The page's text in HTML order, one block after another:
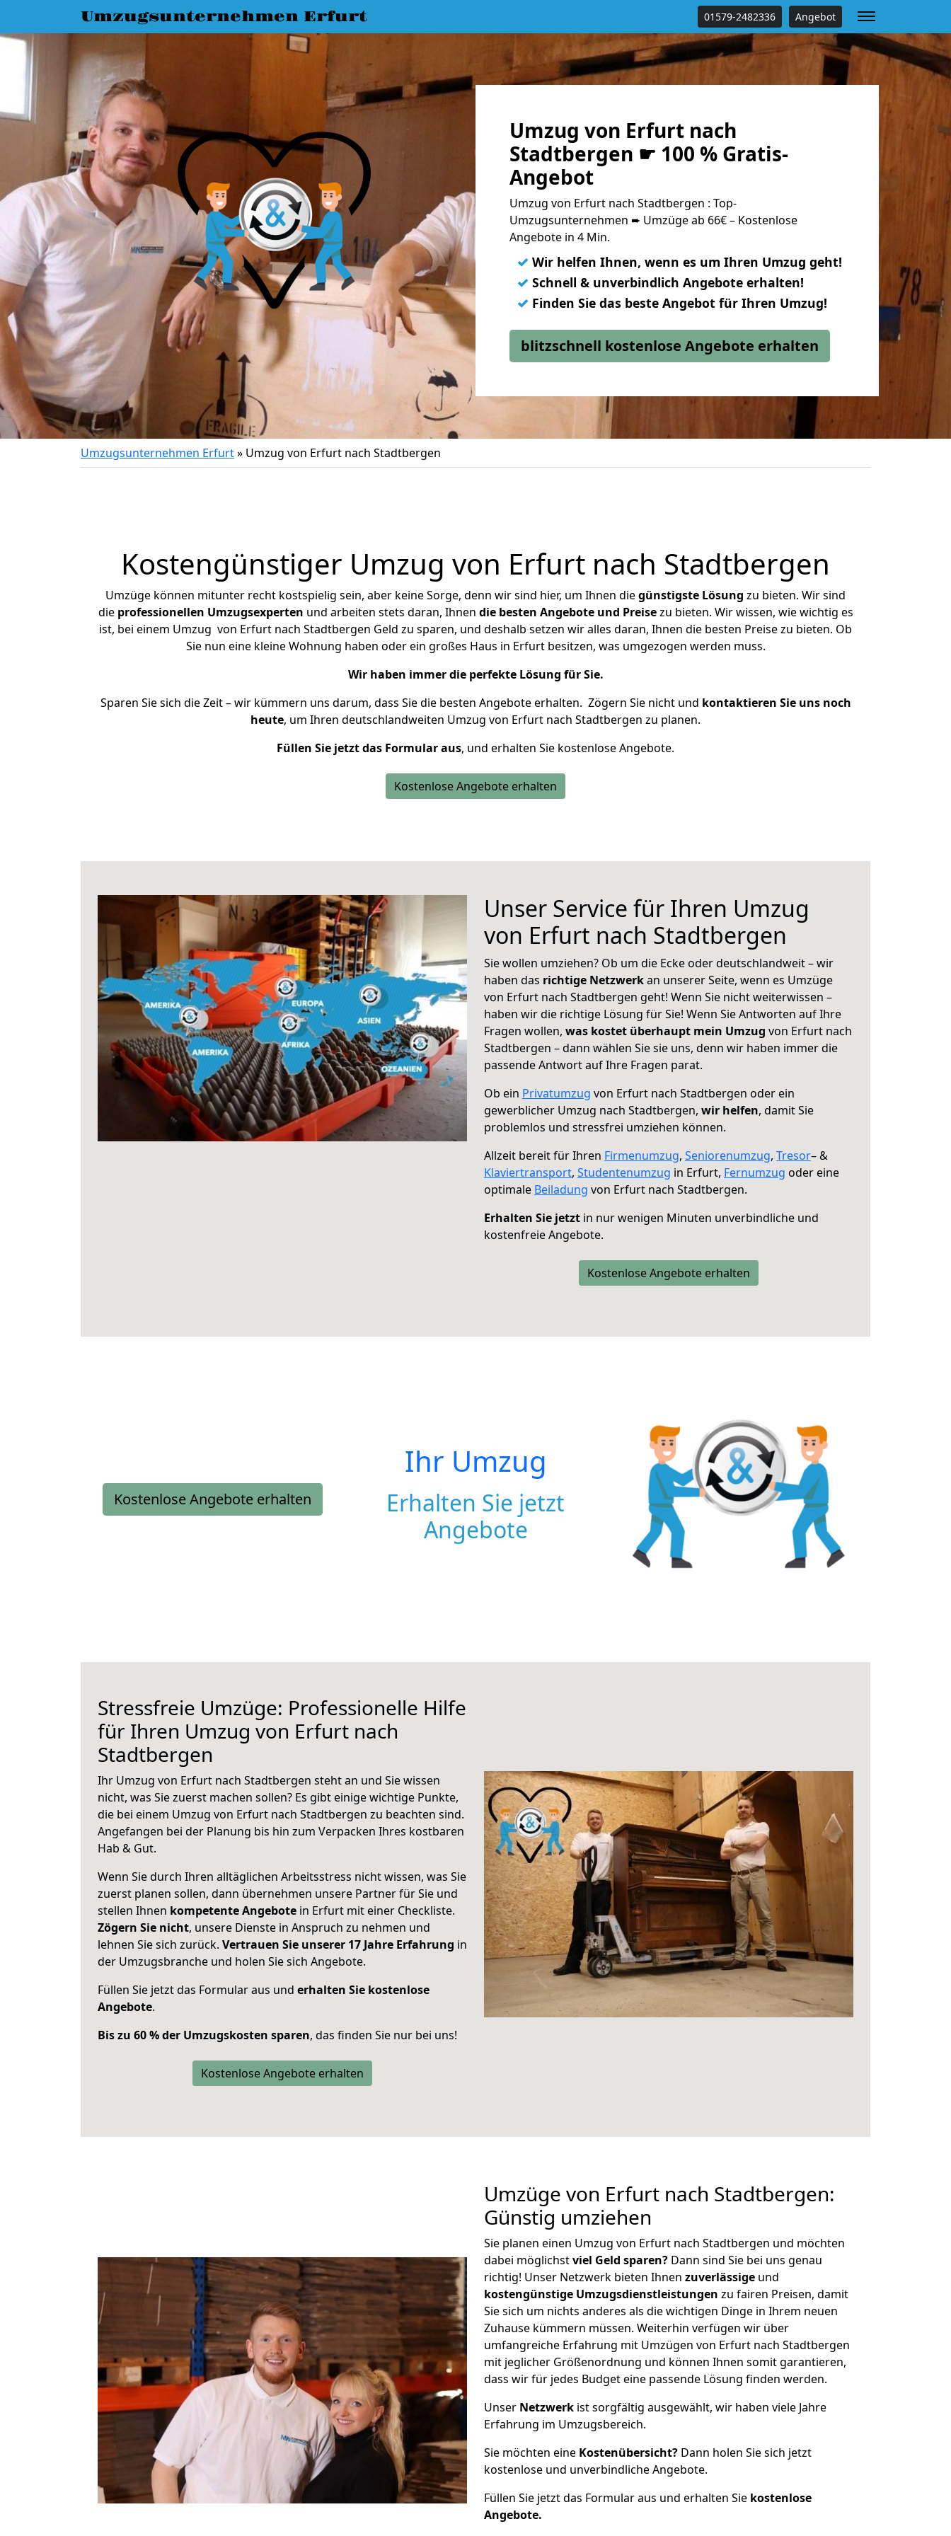
Umzugsunternehmen Erfurt 01579-2482336 Angebot
Umzug von Erfurt nach
Stadtbergen ☛ 100 % Gratis-
Angebot
Umzug von Erfurt nach Stadtbergen : Top-
Umzugsunternehmen ➨ Umzüge ab 66€ – Kostenlose
Angebote in 4 Min.
✓ Wir helfen Ihnen, wenn es um Ihren Umzug geht!
✓ Schnell & unverbindlich Angebote erhalten!
✓ Finden Sie das beste Angebot für Ihren Umzug!
blitzschnell kostenlose Angebote erhalten
Umzugsunternehmen Erfurt» Umzug von Erfurt nach Stadtbergen
Kostengünstiger Umzug von Erfurt nach Stadtbergen
Umzüge können mitunter recht kostspielig sein, aber keine Sorge, denn wir sind hier, um Ihnen diegünstigste Lösung zu bieten. Wir sind
die professionellen Umzugsexperten und arbeiten stets daran, Ihnen die besten Angebote und Preisezu bieten. Wir wissen, wie wichtig es
ist, bei einem Umzug von Erfurt nach Stadtbergen Geld zu sparen, und deshalb setzen wir alles daran, Ihnen die besten Preise zu bieten. Ob
Sie nun eine kleine Wohnung haben oder ein großes Haus in Erfurt besitzen, was umgezogen werden muss.
Wir haben immer die perfekte Lösung für Sie.
Sparen Sie sich die Zeit – wir kümmern uns darum, dass Sie die besten Angebote erhalten. Zögern Sie nicht und kontaktieren Sie uns noch
heute, um Ihren deutschlandweiten Umzug von Erfurt nach Stadtbergen zu planen.
Füllen Sie jetzt das Formular aus, und erhalten Sie kostenlose Angebote.
Kostenlose Angebote erhalten
Unser Service für Ihren Umzug
von Erfurt nach Stadtbergen
Sie wollen umziehen? Ob um die Ecke oder deutschlandweit – wir
haben das richtige Netzwerkan unserer Seite, wenn es Umzüge
von Erfurt nach Stadtbergen geht! Wenn Sie nicht weiterwissen –
haben wir die richtige Lösung für Sie! Wenn Sie Antworten auf Ihre
Fragen wollen, was kostet überhaupt mein Umzug von Erfurt nach
Stadtbergen – dann wählen Sie sie uns, denn wir haben immer die
passende Antwort auf Ihre Fragen parat.
Ob ein Privatumzug von Erfurt nach Stadtbergen oder ein
gewerblicher Umzug nach Stadtbergen, wir helfen, damit Sie
problemlos und stressfrei umziehen können.
Allzeit bereit für Ihren Firmenumzug, Seniorenumzug, Tresor– &
Klaviertransport, Studentenumzug in Erfurt, Fernumzug oder eine
optimale Beiladung von Erfurt nach Stadtbergen.
Erhalten Sie jetzt in nur wenigen Minuten unverbindliche und
kostenfreie Angebote.
Kostenlose Angebote erhalten
Kostenlose Angebote erhalten
Ihr Umzug
Erhalten Sie jetzt
Angebote
Stressfreie Umzüge: Professionelle Hilfe
für Ihren Umzug von Erfurt nach
Stadtbergen
Ihr Umzug von Erfurt nach Stadtbergen steht an und Sie wissen
nicht, was Sie zuerst machen sollen? Es gibt einige wichtige Punkte,
die bei einem Umzug von Erfurt nach Stadtbergen zu beachten sind.
Angefangen bei der Planung bis hin zum Verpacken Ihres kostbaren
Hab & Gut.
Wenn Sie durch Ihren alltäglichen Arbeitsstress nicht wissen, was Sie
zuerst planen sollen, dann übernehmen unsere Partner für Sie und
stellen Ihnen kompetente Angebote in Erfurt mit einer Checkliste.
Zögern Sie nicht, unsere Dienste in Anspruch zu nehmen und
lehnen Sie sich zurück. Vertrauen Sie unserer 17 Jahre Erfahrung in
der Umzugsbranche und holen Sie sich Angebote.
Füllen Sie jetzt das Formular aus und erhalten Sie kostenlose
Angebote.
Bis zu 60 % der Umzugskosten sparen, das finden Sie nur bei uns!
Kostenlose Angebote erhalten
Umzüge von Erfurt nach Stadtbergen:
Günstig umziehen
Sie planen einen Umzug von Erfurt nach Stadtbergen und möchten
dabei möglichstviel Geld sparen? Dann sind Sie bei uns genau
richtig! Unser Netzwerk bieten Ihnen zuverlässige und
kostengünstige Umzugsdienstleistungen zu fairen Preisen, damit
Sie sich um nichts anderes als die wichtigen Dinge in Ihrem neuen
Zuhause kümmern müssen. Weiterhin verfügen wir über
umfangreiche Erfahrung mit Umzügen von Erfurt nach Stadtbergen
mit jeglicher Größenordnung und können Ihnen somit garantieren,
dass wir für jedes Budget eine passende Lösung finden werden.
Unser Netzwerk ist sorgfältig ausgewählt, wir haben viele Jahre
Erfahrung im Umzugsbereich.
Sie möchten eine Kostenübersicht? Dann holen Sie sich jetzt
kostenlose und unverbindliche Angebote.
Füllen Sie jetzt das Formular aus und erhalten Sie kostenlose
Angebote.